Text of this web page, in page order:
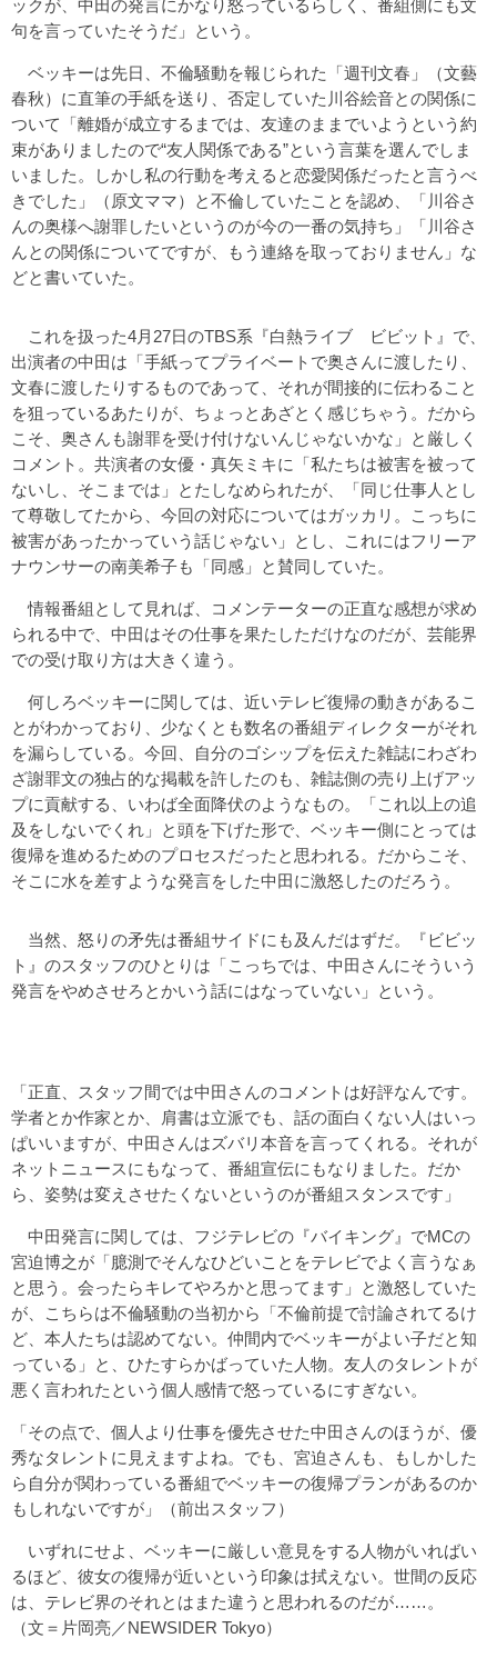
ックが、中田の発言にかなり怒っているらしく、番組側にも文
句を言っていたそうだ」という。
ベッキーは先日、不倫騒動を報じられた「週刊文春」（文藝
春秋）に直筆の手紙を送り、否定していた川谷絵音との関係に
ついて「離婚が成立するまでは、友達のままでいようという約
束がありましたので“友人関係である”という言葉を選んでしま
いました。しかし私の行動を考えると恋愛関係だったと言うべ
きでした」（原文ママ）と不倫していたことを認め、「川谷さ
んの奥様へ謝罪したいというのが今の一番の気持ち」「川谷さ
んとの関係についてですが、もう連絡を取っておりません」な
どと書いていた。
これを扱った4月27日のTBS系『白熱ライブ ビビット』で、
出演者の中田は「手紙ってプライベートで奥さんに渡したり、
文春に渡したりするものであって、それが間接的に伝わること
を狙っているあたりが、ちょっとあざとく感じちゃう。だから
こそ、奥さんも謝罪を受け付けないんじゃないかな」と厳しく
コメント。共演者の女優・真矢ミキに「私たちは被害を被って
ないし、そこまでは」とたしなめられたが、「同じ仕事人とし
て尊敬してたから、今回の対応についてはガッカリ。こっちに
被害があったかっていう話じゃない」とし、これにはフリーア
ナウンサーの南美希子も「同感」と賛同していた。
情報番組として見れば、コメンテーターの正直な感想が求め
られる中で、中田はその仕事を果たしただけなのだが、芸能界
での受け取り方は大きく違う。
何しろベッキーに関しては、近いテレビ復帰の動きがあるこ
とがわかっており、少なくとも数名の番組ディレクターがそれ
を漏らしている。今回、自分のゴシップを伝えた雑誌にわざわ
ざ謝罪文の独占的な掲載を許したのも、雑誌側の売り上げアッ
プに貢献する、いわば全面降伏のようなもの。「これ以上の追
及をしないでくれ」と頭を下げた形で、ベッキー側にとっては
復帰を進めるためのプロセスだったと思われる。だからこそ、
そこに水を差すような発言をした中田に激怒したのだろう。
当然、怒りの矛先は番組サイドにも及んだはずだ。『ビビッ
ト』のスタッフのひとりは「こっちでは、中田さんにそういう
発言をやめさせろとかいう話にはなっていない」という。
「正直、スタッフ間では中田さんのコメントは好評なんです。
学者とか作家とか、肩書は立派でも、話の面白くない人はいっ
ぱいいますが、中田さんはズバリ本音を言ってくれる。それが
ネットニュースにもなって、番組宣伝にもなりました。だか
ら、姿勢は変えさせたくないというのが番組スタンスです」
中田発言に関しては、フジテレビの『バイキング』でMCの
宮迫博之が「臆測でそんなひどいことをテレビでよく言うなぁ
と思う。会ったらキレてやろかと思ってます」と激怒していた
が、こちらは不倫騒動の当初から「不倫前提で討論されてるけ
ど、本人たちは認めてない。仲間内でベッキーがよい子だと知
っている」と、ひたすらかばっていた人物。友人のタレントが
悪く言われたという個人感情で怒っているにすぎない。
「その点で、個人より仕事を優先させた中田さんのほうが、優
秀なタレントに見えますよね。でも、宮迫さんも、もしかした
ら自分が関わっている番組でベッキーの復帰プランがあるのか
もしれないですが」（前出スタッフ）
いずれにせよ、ベッキーに厳しい意見をする人物がいればい
るほど、彼女の復帰が近いという印象は拭えない。世間の反応
は、テレビ界のそれとはまた違うと思われるのだが……。
（文＝片岡亮／NEWSIDER Tokyo）